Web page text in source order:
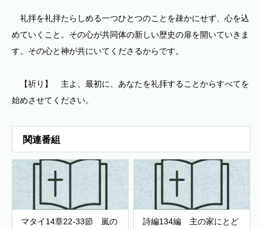
礼拝を礼拝たらしめる一つひとつのことを疎かにせず、心を込
めていくこと。その心が共同体の新しい歴史の扉を開いていきま
す。その心と神が共にいてくださるからです。
【祈り】 主よ、最初に、あなたを礼拝することからすべてを
始めさせてください。
関連番組
マタイ14章22-33節 嵐の
詩編134編 主の家にとど